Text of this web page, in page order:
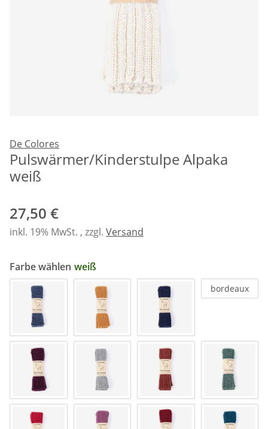
De Colores
Pulswärmer/Kinderstulpe Alpaka
weiß
27,50 €
inkl. 19% MwSt. , zzgl. Versand
Farbe wählen weiß
bordeaux